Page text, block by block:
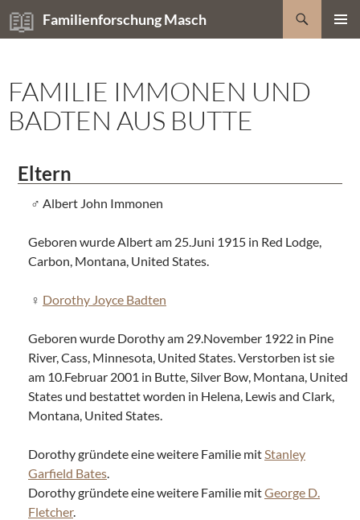
Zum
Inhalt
Familienforschung Masch
Suchen
FAMILIE IMMONEN UND
BADTEN AUS BUTTE
Eltern
Albert John Immonen
Geboren wurde Albert am 25.Juni 1915 in Red Lodge,
Carbon, Montana, United States.
Dorothy Joyce Badten
Geboren wurde Dorothy am 29.November 1922 in Pine
River, Cass, Minnesota, United States. Verstorben ist sie
am 10.Februar 2001 in Butte, Silver Bow, Montana, United
States und bestattet worden in Helena, Lewis and Clark,
Montana, United States.
Dorothy gründete eine weitere Familie mitStanley
Garfield Bates.
Dorothy gründete eine weitere Familie mitGeorge D.
Fletcher.